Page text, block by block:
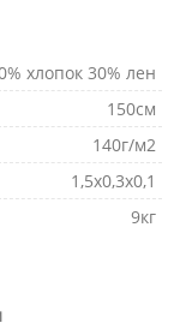
хлопок 30% лен
150см
140г/м2
1,5х0,3х0,1
9кг